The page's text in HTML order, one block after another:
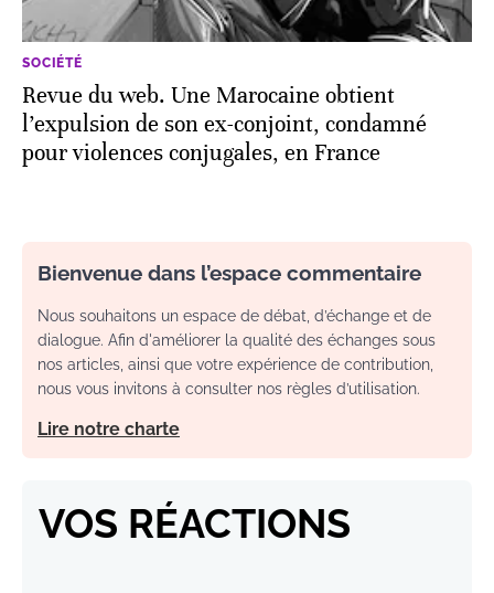
SOCIÉTÉ
Revue du web. Une Marocaine obtient
l’expulsion de son ex-conjoint, condamné
pour violences conjugales, en France
Bienvenue dans l’espace commentaire
Nous souhaitons un espace de débat, d’échange et de
dialogue. Afin d'améliorer la qualité des échanges sous
nos articles, ainsi que votre expérience de contribution,
nous vous invitons à consulter nos règles d’utilisation.
Lire notre charte
VOS RÉACTIONS